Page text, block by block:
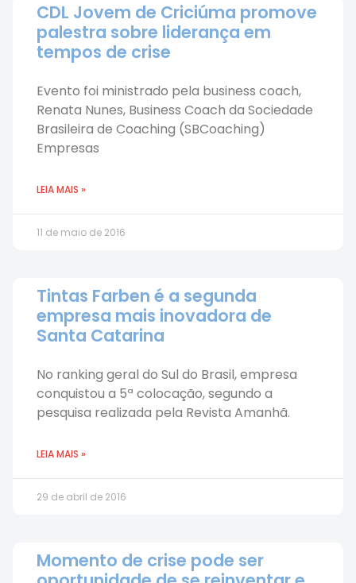
CDL Jovem de Criciúma promove
palestra sobre liderança em
tempos de crise
Evento foi ministrado pela business coach,
Renata Nunes, Business Coach da Sociedade
Brasileira de Coaching (SBCoaching)
Empresas
LEIA MAIS »
11 de maio de 2016
Tintas Farben é a segunda
empresa mais inovadora de
Santa Catarina
No ranking geral do Sul do Brasil, empresa
conquistou a 5ª colocação, segundo a
pesquisa realizada pela Revista Amanhã.
LEIA MAIS »
29 de abril de 2016
Momento de crise pode ser